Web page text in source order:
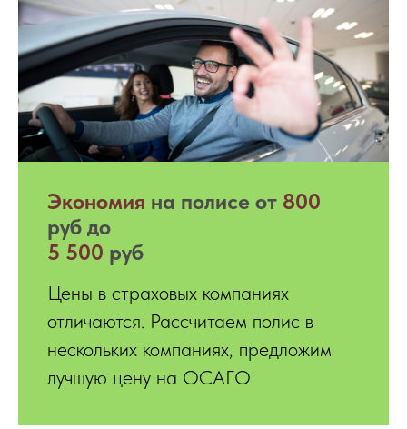
Экономия на полисе от 800
руб до
5 500 руб
Цены в страховых компаниях
отличаются. Рассчитаем полис в
нескольких компаниях, предложим
лучшую цену на ОСАГО